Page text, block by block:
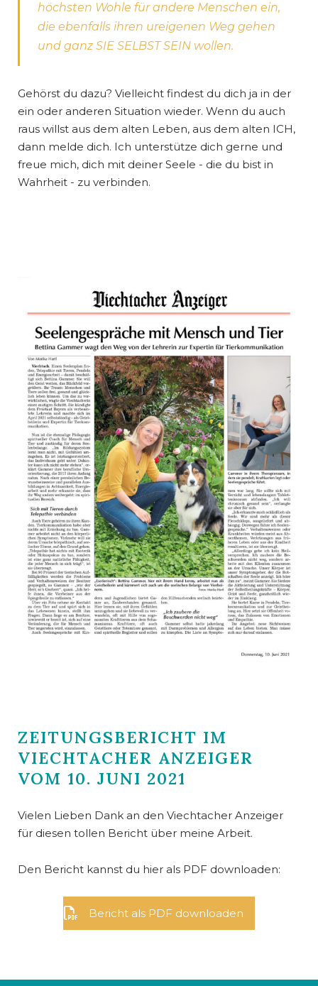
höchsten Wohle für andere Menschen ein,
die ebenfalls ihren ureigenen Weg gehen
und ganz SIE SELBST SEIN wollen.
Gehörst du dazu? Vielleicht findest du dich ja in der
ein oder anderen Situation wieder. Wenn du auch
raus willst aus dem alten Leben, aus dem alten ICH,
dann melde dich. Ich unterstütze dich gerne und
freue mich, dich mit deiner Seele - die du bist in
Wahrheit - zu verbinden.
ZEITUNGSBERICHT IM
VIECHTACHER ANZEIGER
VOM 10. JUNI 2021
Vielen Lieben Dank an den Viechtacher Anzeiger
für diesen tollen Bericht über meine Arbeit.
Den Bericht kannst du hier als PDF downloaden:
Bericht als PDF downloaden